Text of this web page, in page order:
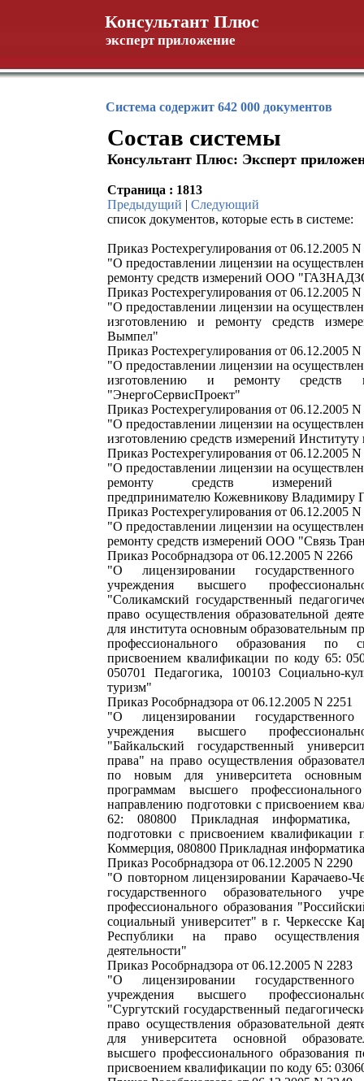
Консультант Плюс
эксперт приложение
Система содержит 642 000 документов
Состав системы
Консультант Плюс: Эксперт
Страница : 1813
Предыдущий |Следующий
список документов, которые есть в системе:
Приказ Ростехрегулирования от 06.12.2005
"О предоставлении лицензии на
ремонту средств измерений ООО
Приказ Ростехрегулирования от 06.12.2005
"О предоставлении лицензии на
изготовлению и ремонту средств
Вымпел"
Приказ Ростехрегулирования от 06.12.2005
"О предоставлении лицензии на
изготовлению и ремонту средств
"ЭнергоСервисПроект"
Приказ Ростехрегулирования от 06.12.2005
"О предоставлении лицензии на
изготовлению средств измерений
Приказ Ростехрегулирования от 06.12.2005
"О предоставлении лицензии на
ремонту средств измерений
предпринимателю Кожевникову Владимиру
Приказ Ростехрегулирования от 06.12.2005
"О предоставлении лицензии на
ремонту средств измерений ООО "Связь
Приказ Рособрнадзора от 06.12.2005 N 2266
"О лицензировании государственного
учреждения высшего
"Соликамский государственный
право осуществления образовательной
для института основным образовательным
профессионального образования по
присвоением квалификации по коду 65:
050701 Педагогика, 100103 Социально-
туризм"
Приказ Рособрнадзора от 06.12.2005 N 2251
"О лицензировании государственного
учреждения высшего
"Байкальский государственный
права" на право осуществления
по новым для университета основным
программам высшего
направлению подготовки с присвоением
62: 080800 Прикладная информатика,
подготовки с присвоением квалификации
Коммерция, 080800 Прикладная
Приказ Рособрнадзора от 06.12.2005 N 2290
"О повторном лицензировании Карачаево-
государственного образовательного
профессионального образования
социальный университет" в г. Черкесске
Республики на право осуществления
деятельности"
Приказ Рособрнадзора от 06.12.2005 N 2283
"О лицензировании государственного
учреждения высшего
"Сургутский государственный
право осуществления образовательной
для университета основной
высшего профессионального образования
присвоением квалификации по коду 65: